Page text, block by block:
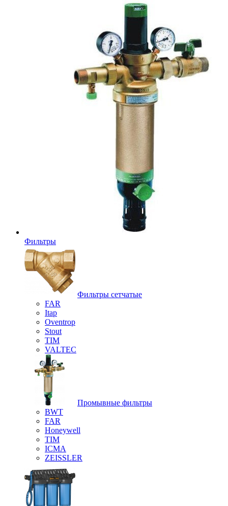
Фильтры
Фильтры сетчатые
FAR
Itap
Oventrop
Stout
TIM
VALTEC
Промывные фильтры
BWT
FAR
Honeywell
TIM
ICMA
ZEISSLER